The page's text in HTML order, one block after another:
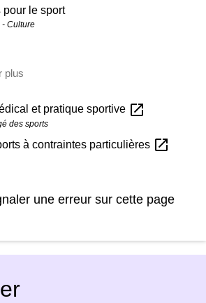
le sport
- Culture
plus
et pratique sportive open_in_new
des sports
à contraintes particulières open_in_new
une erreur sur cette page